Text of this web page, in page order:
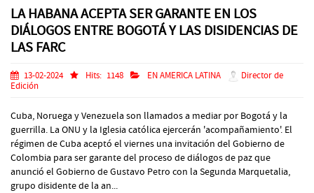
LA HABANA ACEPTA SER GARANTE EN LOS
DIÁLOGOS ENTRE BOGOTÁ Y LAS DISIDENCIAS DE
LAS FARC
13-02-2024 Hits: 1148 EN AMERICA LATINA
Director de
Edición
Cuba, Noruega y Venezuela son llamados a mediar por Bogotá y la
guerrilla. La ONU y la Iglesia católica ejercerán 'acompañamiento'. El
régimen de Cuba aceptó el viernes una invitación del Gobierno de
Colombia para ser garante del proceso de diálogos de paz que
anunció el Gobierno de Gustavo Petro con la Segunda Marquetalia,
grupo disidente de la an...